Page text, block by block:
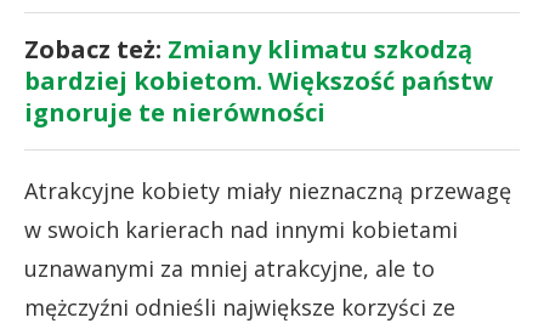
Zobacz też: Zmiany klimatu szkodzą
bardziej kobietom. Większość państw
ignoruje te nierówności
Atrakcyjne kobiety miały nieznaczną przewagę
w swoich karierach nad innymi kobietami
uznawanymi za mniej atrakcyjne, ale to
mężczyźni odnieśli największe korzyści ze